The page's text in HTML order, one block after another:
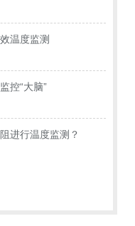
温度监测
控“大脑”
进行温度监测？